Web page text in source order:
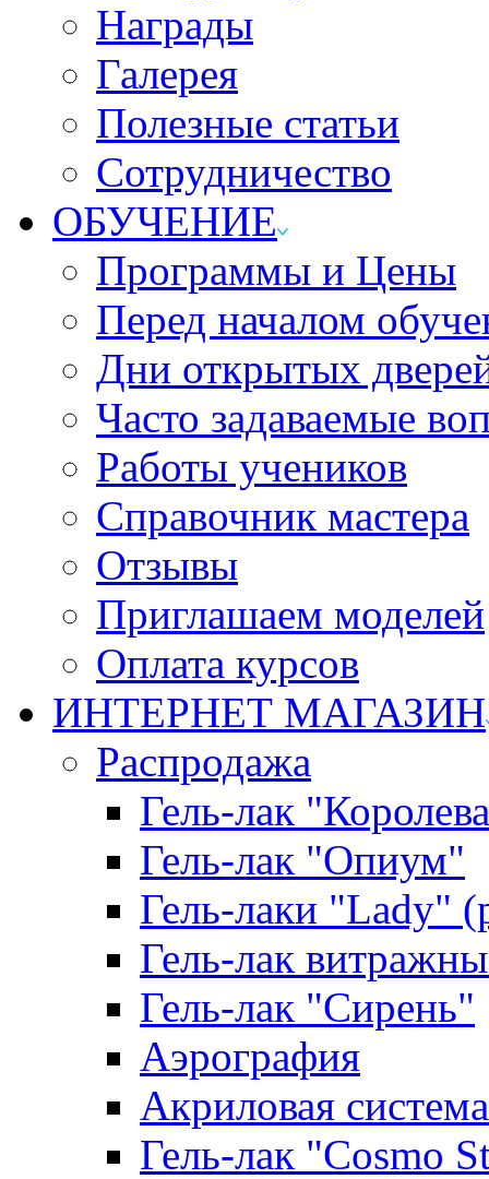
Награды
Галерея
Полезные статьи
Сотрудничество
ОБУЧЕНИЕ
Программы и Цены
Перед началом
Дни открытых
Часто задаваемые
Работы учеников
Справочник мастера
Отзывы
Приглашаем моделей
Оплата курсов
ИНТЕРНЕТ МАГАЗИН
Распродажа
Гель-лак
Гель-лак "Опиум"
Гель-лаки "Lady"
Гель-лак
Гель-лак "Сирень"
Аэрография
Акриловая система
Гель-лак "Cosmo